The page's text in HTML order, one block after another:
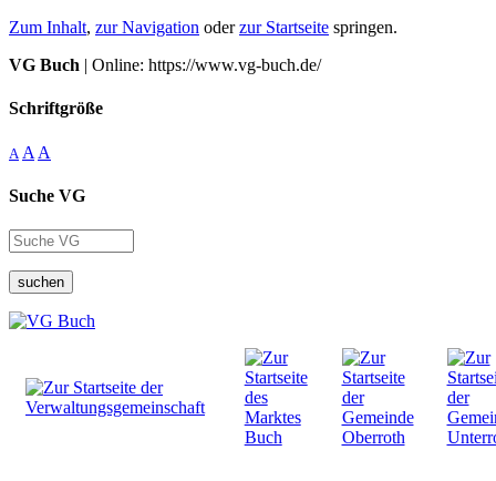
Zum Inhalt, zur Navigation oderzur Startseite springen.
VG Buch | Online: https://www.vg-buch.de/
Schriftgröße
A A A
Suche VG
suchen